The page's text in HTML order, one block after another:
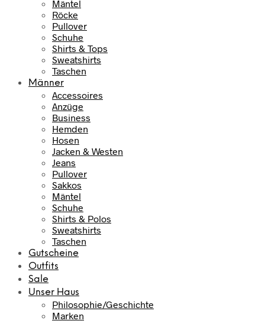
Mäntel
Röcke
Pullover
Schuhe
Shirts & Tops
Sweatshirts
Taschen
Männer
Accessoires
Anzüge
Business
Hemden
Hosen
Jacken & Westen
Jeans
Pullover
Sakkos
Mäntel
Schuhe
Shirts & Polos
Sweatshirts
Taschen
Gutscheine
Outfits
Sale
Unser Haus
Philosophie/Geschichte
Marken